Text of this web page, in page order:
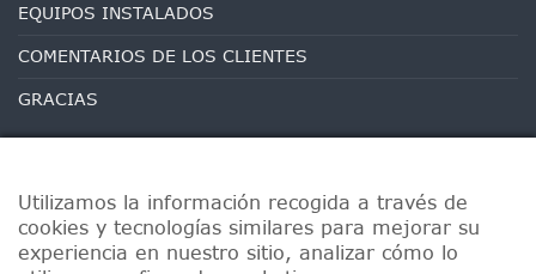
EQUIPOS INSTALADOS
COMENTARIOS DE LOS CLIENTES
GRACIAS
Utilizamos la información recogida a través de
cookies y tecnologías similares para mejorar su
experiencia en nuestro sitio, analizar cómo lo